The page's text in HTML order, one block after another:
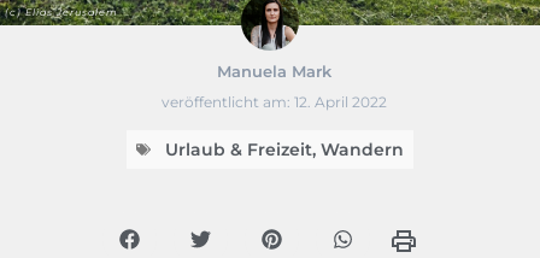
Manuela Mark
veröffentlicht am: 12. April 2022
Urlaub & Freizeit, Wandern
(c) Elias Jerusalem